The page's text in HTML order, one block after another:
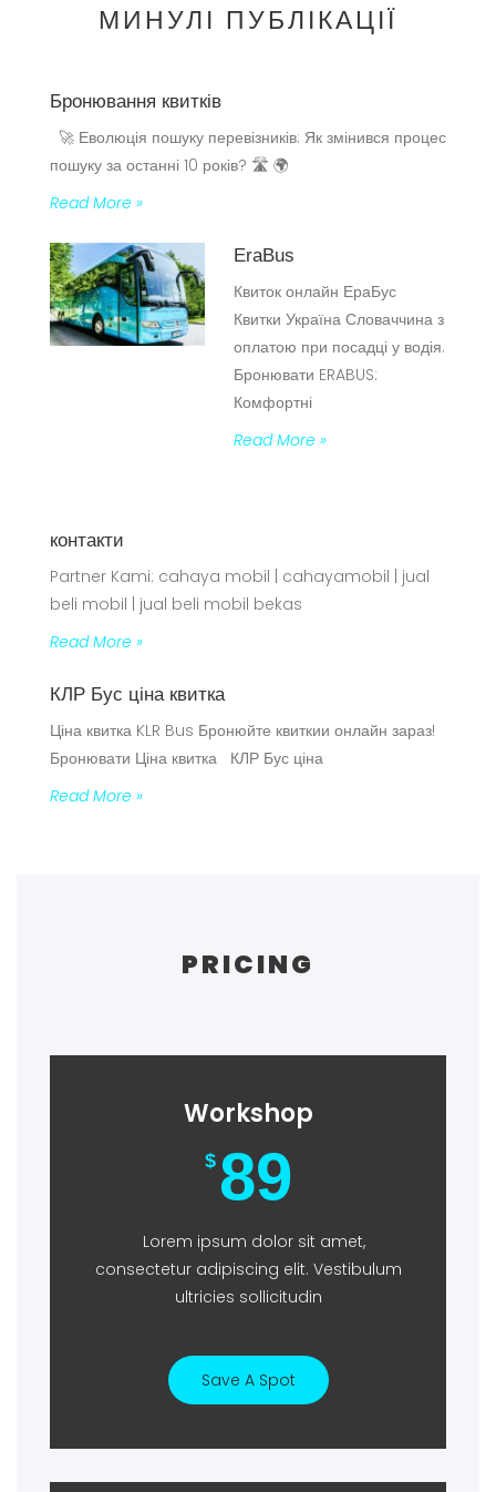
МИНУЛІ ПУБЛІКАЦІЇ
Бронювання квитків
🚀 Еволюція пошуку перевізників: Як змінився процес
пошуку за останні 10 років? 🛣️ 🌍
Read More »
EraBus
Квиток онлайн ЕраБус
Квитки Україна Словаччина з
оплатою при посадці у водія.
Бронювати ERABUS:
Комфортні
Read More »
контакти
Partner Kami: cahaya mobil | cahayamobil | jual
beli mobil | jual beli mobil bekas
Read More »
КЛР Бус ціна квитка
Ціна квитка KLR Bus Бронюйте квиткии онлайн зараз!
Бронювати Ціна квитка КЛР Бус ціна
Read More »
PRICING
Workshop
$ 89
Lorem ipsum dolor sit amet,
consectetur adipiscing elit. Vestibulum
ultricies sollicitudin
Save A Spot